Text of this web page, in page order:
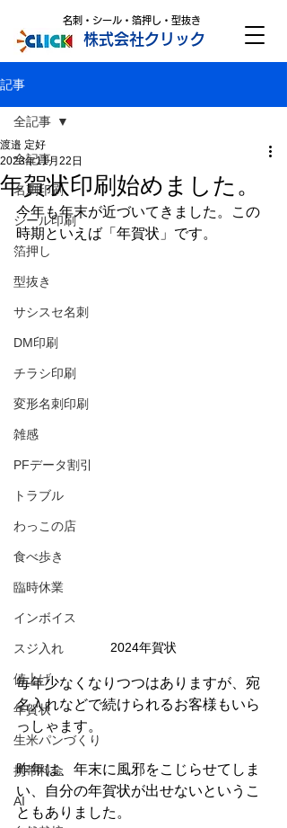
株式会社クリック
名刺・シール・箔押し・型抜き
記事
全記事
名刺印刷
シール印刷
箔押し
型抜き
サシスセ名刺
DM印刷
チラシ印刷
変形名刺印刷
雑感
PFデータ割引
トラブル
わっこの店
食べ歩き
臨時休業
インボイス
スジ入れ
値上げ
年賀状
生米パンづくり
携帯料金
AI
全記事
年賀状印刷始めました。
渡邉 定好
2023年11月22日
今年も年末が近づいてきました。この
時期といえば「年賀状」です。
2024年賀状
毎年少なくなりつつはありますが、宛
名入れなどで続けられるお客様もいら
っしゃます。
昨年は、年末に風邪をこじらせてしま
い、自分の年賀状が出せないというこ
ともありました。